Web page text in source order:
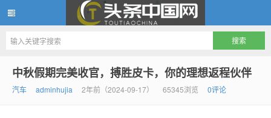
头条中国网
中秋假期完美收官，搏胜皮卡，你的理想返程伙伴
汽车 adminhujia 2年前（2024-09-17） 65345浏览 0评论